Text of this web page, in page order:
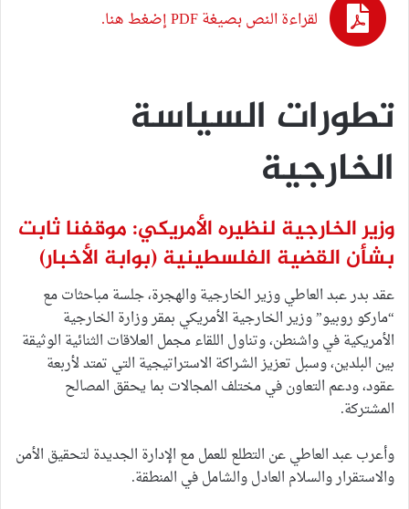
لقراءة النص بصيغة PDF إضغط هنا.
تطورات السياسة
الخارجية
وزير الخارجية لنظيره الأمريكي: موقفنا ثابت
بشأن القضية الفلسطينية(بوابة الأخبار)
عقد بدر عبد العاطي وزير الخارجية والهجرة، جلسة مباحثات مع
“ماركو روبيو” وزير الخارجية الأمريكي بمقر وزارة الخارجية
الأمريكية في واشنطن، وتناول اللقاء مجمل العلاقات الثنائية الوثيقة
بين البلدين، وسبل تعزيز الشراكة الاستراتيجية التي تمتد لأربعة
عقود، ودعم التعاون في مختلف المجالات بما يحقق المصالح
المشتركة.
وأعرب عبد العاطي عن التطلع للعمل مع الإدارة الجديدة لتحقيق الأمن
والاستقرار والسلام العادل والشامل في المنطقة.